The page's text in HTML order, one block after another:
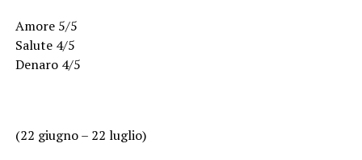
Amore 5/5
Salute 4/5
Denaro 4/5
(22 giugno – 22 luglio)